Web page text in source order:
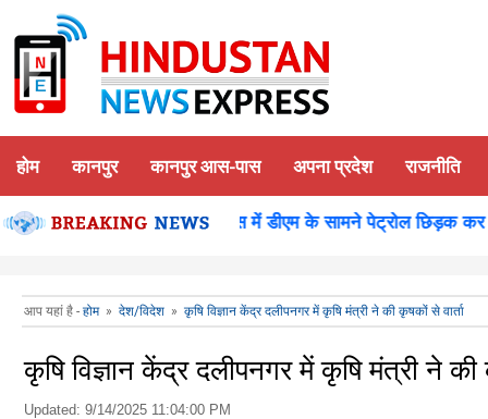
होम कानपुर कानपुर आस-पास अपना प्रदेश राजनीति
पूजन कानपुर-समाधान दिवस में डीएम के सामने पेट्रोल छिड़क कर
आप यहां है - होम» देश/विदेश » कृषि विज्ञान केंद्र दलीपनगर में कृषि मंत्री ने की कृषकों से वार्ता
कृषि विज्ञान केंद्र दलीपनगर में कृषि मंत्री ने की
Updated: 9/14/2025 11:04:00 PM